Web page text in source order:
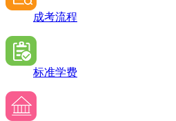
成考流程
标准学费